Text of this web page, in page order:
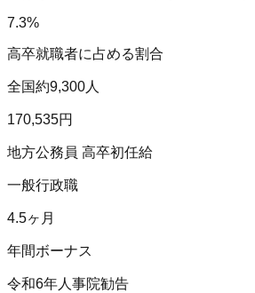
7.3%
高卒就職者に占める割合
全国約9,300人
170,535円
地方公務員 高卒初任給
一般行政職
4.5ヶ月
年間ボーナス
令和6年人事院勧告